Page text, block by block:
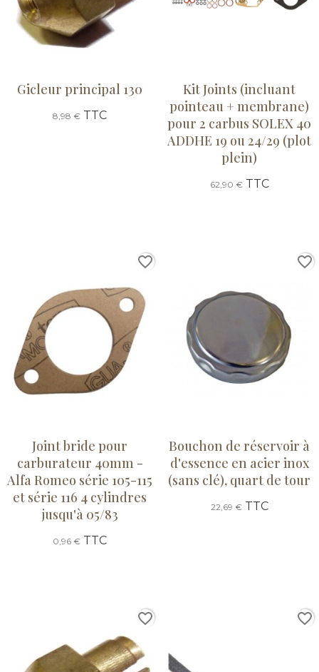
Gicleur principal 130
8,98 € TTC
Kit Joints (incluant
pointeau + membrane)
pour 2 carbus SOLEX 40
ADDHE 19 ou 24/29 (plot
plein)
62,90 €TTC
Joint bride pour
carburateur 40mm -
Alfa Romeo série 105-115
et série 116 4 cylindres
jusqu'à 05/83
0,96 € TTC
favorite_border
Bouchon de réservoir à
d'essence en acier inox
(sans clé), quart de tour
22,69 €TTC
favorite_border
favorite_border favorite_border